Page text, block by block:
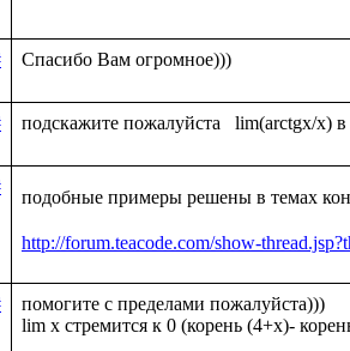
подобные примеры решены в темах
http://forum.teacode.com/show-
помогите с пределами пожалуйста)))